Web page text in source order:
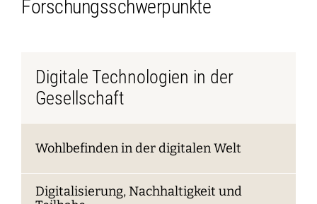
Forschungsschwerpunkte
Digitale Technologien in der
Gesellschaft
Wohlbefinden in der digitalen Welt
Digitalisierung, Nachhaltigkeit und